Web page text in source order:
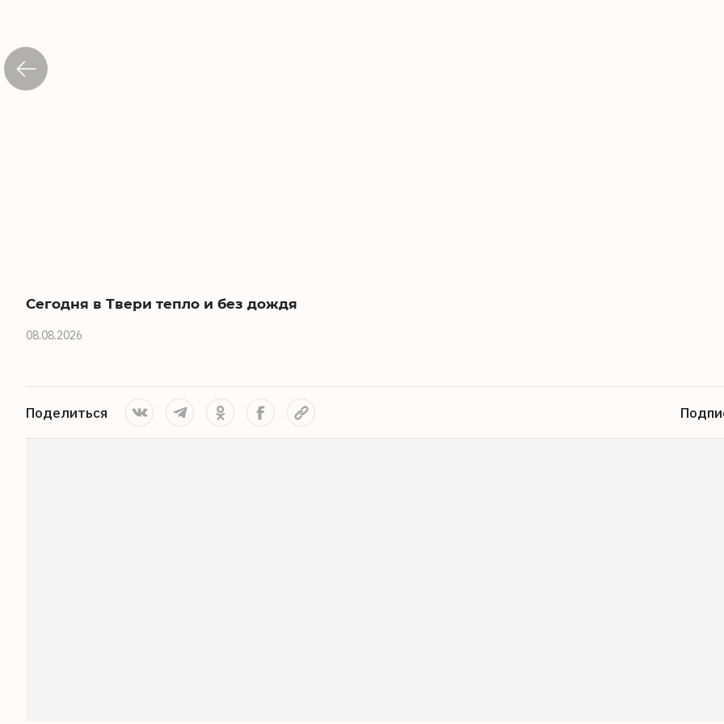
Сегодня в Твери тепло и без дождя
08.08.2026
Поделиться